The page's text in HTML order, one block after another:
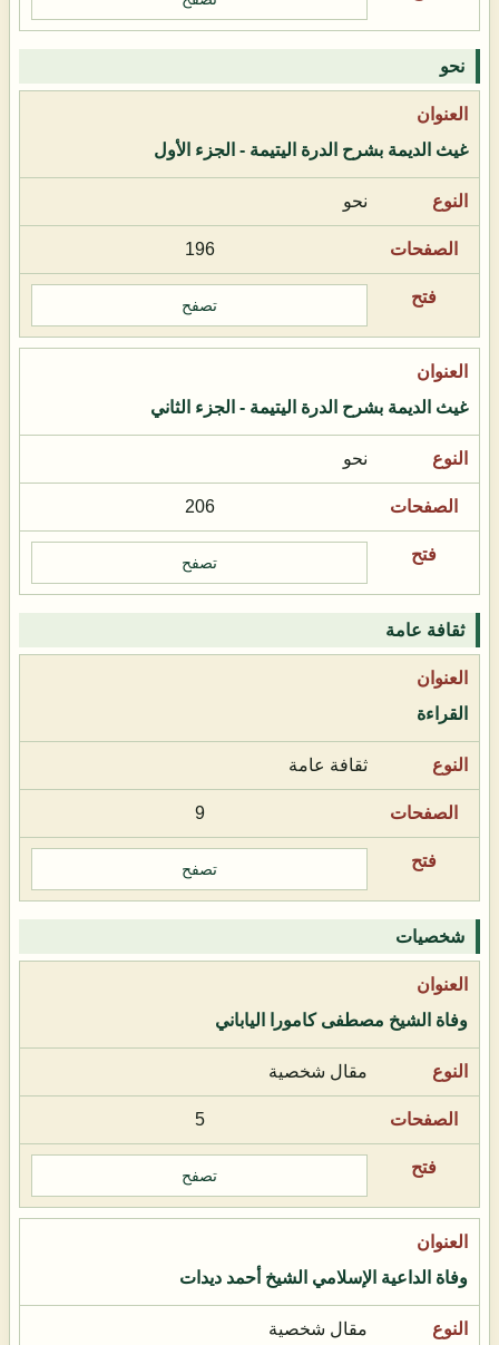
نحو
غيث الديمة بشرح الدرة اليتيمة - الجزء الأول
نحو
196
تصفح
غيث الديمة بشرح الدرة اليتيمة - الجزء الثاني
نحو
206
تصفح
ثقافة عامة
القراءة
ثقافة عامة
9
تصفح
شخصيات
وفاة الشيخ مصطفى كامورا الياباني
مقال شخصية
5
تصفح
وفاة الداعية الإسلامي الشيخ أحمد ديدات
مقال شخصية